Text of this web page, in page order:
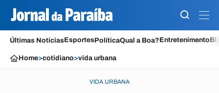
Últimas NotíciasEsportesPolíticaQual a Boa?Entretenimento
Home>cotidiano>vida urbana
VIDA URBANA